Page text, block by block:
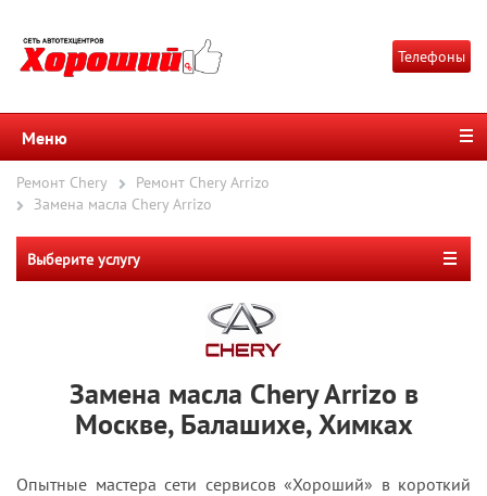
Телефоны
Меню
Ремонт Chery
Ремонт Chery Arrizo
Замена масла Chery Arrizo
Выберите услугу
Замена масла Chery Arrizo в
Москве, Балашихе, Химках
Опытные мастера сети сервисов «Хороший» в короткий